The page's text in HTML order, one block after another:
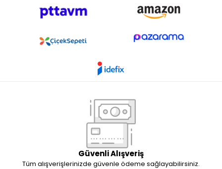
Güvenli Alışveriş
Tüm alışverişlerinizde güvenle ödeme sağlayabilirsiniz.